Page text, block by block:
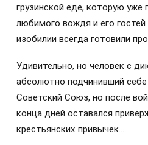
грузинской еде, которую
любимого вождя и его
изобилии всегда готовили
Удивительно, но человек с
абсолютно подчинивший себе
Советский Союз, но после
конца дней оставался
крестьянских привычек…